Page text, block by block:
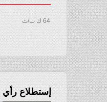
64 ك ب/ث
إستطلاع رأي